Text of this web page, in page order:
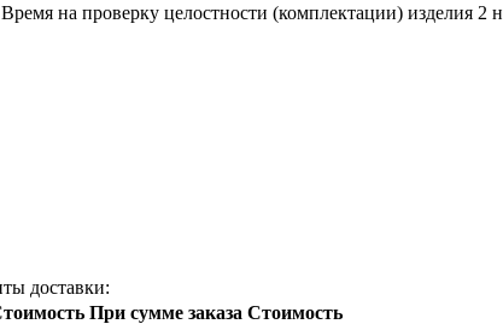
на проверку целостности (комплектации) изделия 2
доставки:
При сумме заказа Стоимость